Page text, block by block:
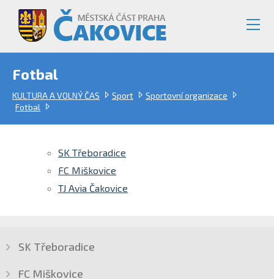
Fotbal
KULTURA A VOLNÝ ČAS Sport
Sportovní organizace
Fotbal
SK Třeboradice
FC Miškovice
TJ Avia Čakovice
SK Třeboradice
FC Miškovice